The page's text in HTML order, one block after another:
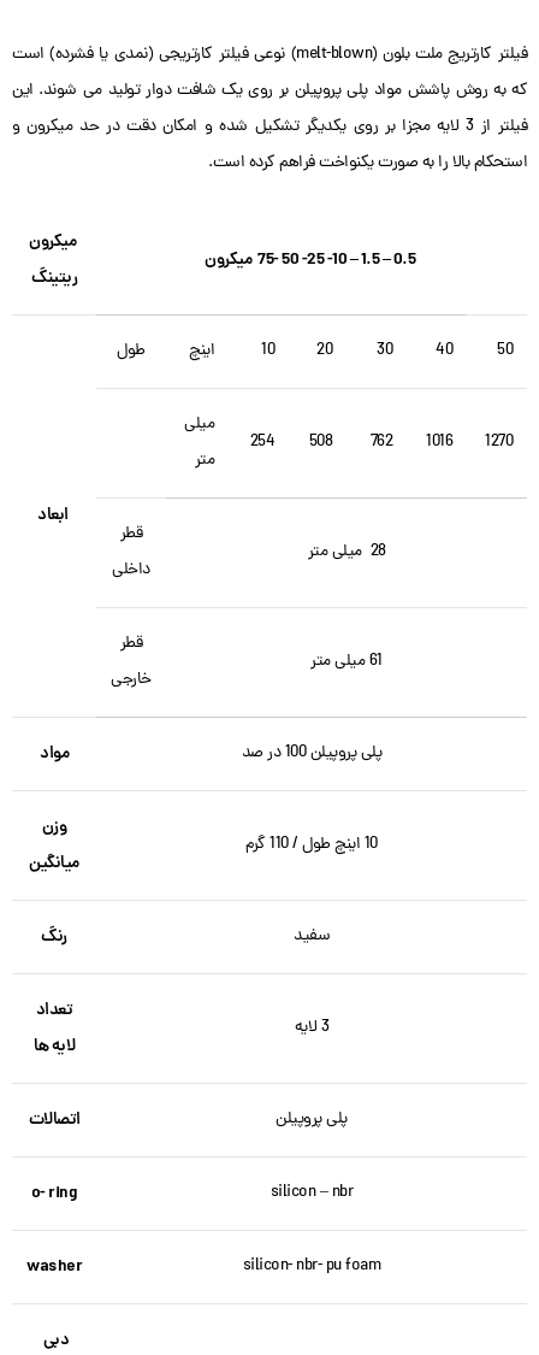
فیلتر کارتریج ملت بلون (melt-blown) نوعی فیلتر کارتریجی (نمدی یا فشرده) است
که به روش پاشش مواد پلی پروپیلن بر روی یک شافت دوار تولید می شوند. این
فیلتر از 3 لایه مجزا بر روی یکدیگر تشکیل شده و امکان دقت در حد میکرون و
استحکام بالا را به صورت یکنواخت فراهم کرده است.
0.5 – 1.5 – 10- 25- 50 -75 میکرون
میکرون
ریتینگ
50
40
30
20
10 اینچ طول
ابعاد
1270
1016
762
508
254
میلی
متر
28 میلی متر
قطر
داخلی
61 میلی متر
قطر
خارجی
پلی پروپیلن 100 در صد مواد
10 اینچ طول / 110 گرم
وزن
میانگین
سفید رنگ
3 لایه
تعداد
لایه ها
پلی پروپیلن اتصالات
silicon – nbr
o- ring
silicon- nbr- pu foam
washer
دبی